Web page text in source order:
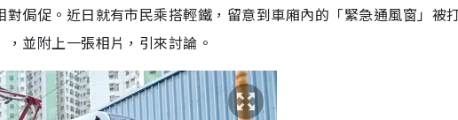
侷促。近日就有市民乘搭輕鐵，留意到車廂內的「緊急通風窗」被
並附上一張相片，引來討論。